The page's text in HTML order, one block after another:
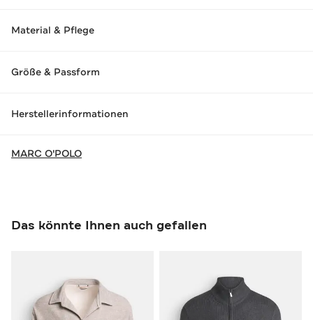
Material & Pflege
Größe & Passform
Herstellerinformationen
MARC O'POLO
Das könnte Ihnen auch gefallen